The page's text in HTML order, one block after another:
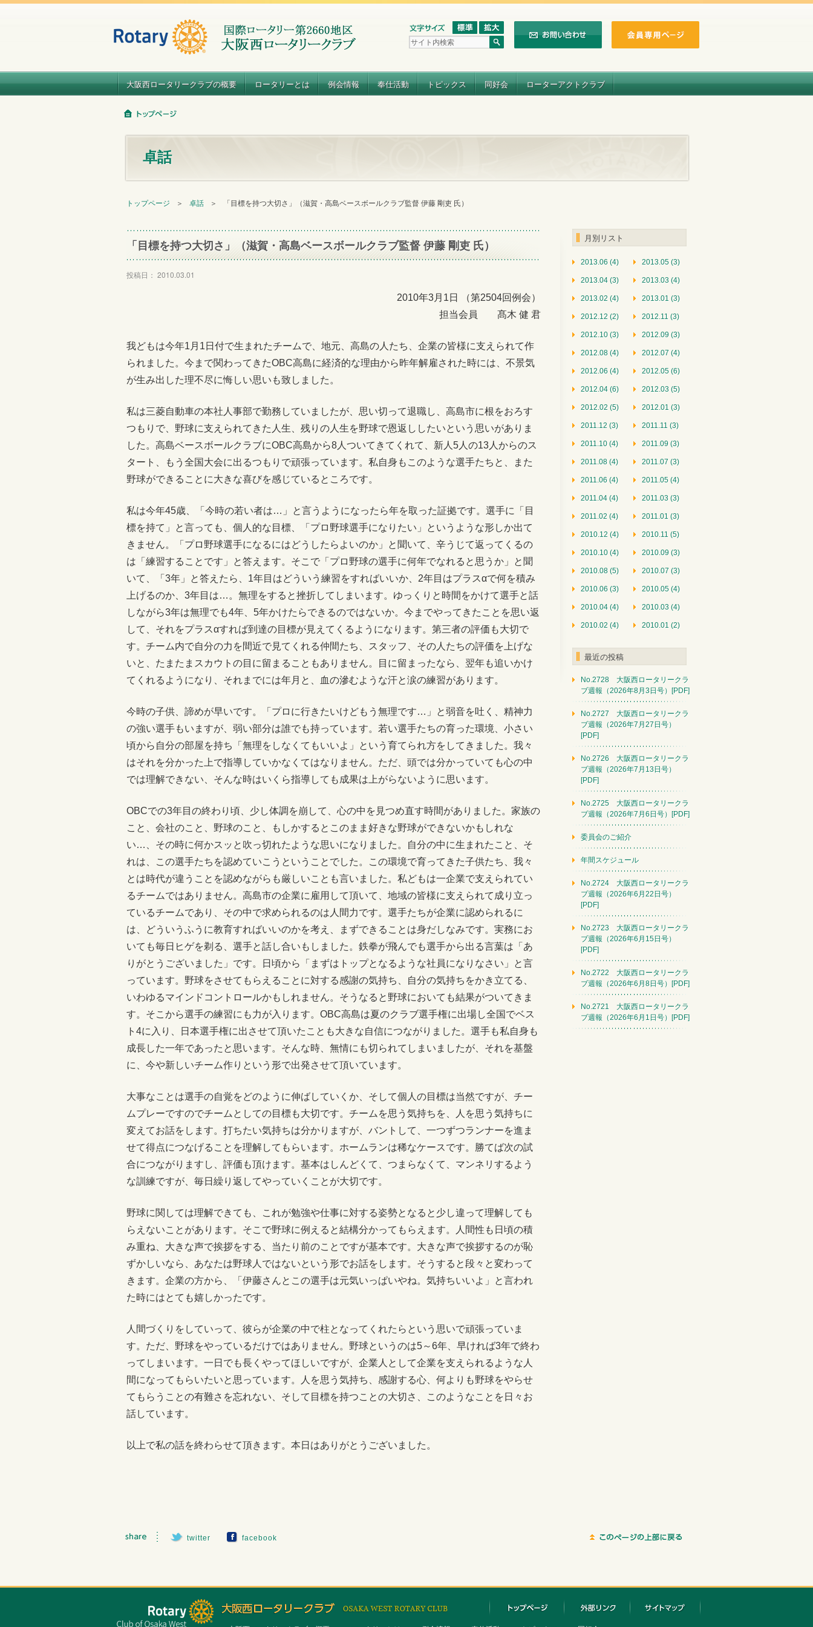
大阪西ロータリークラブの概要 ロータリーとは 例会情報 奉仕活動 トピックス 同好会 ローターアクトクラブ
卓話
トップページ ＞ 卓話 ＞ 「目標を持つ大切さ」（滋賀・高島ベースボールクラブ監督 伊藤 剛吏 氏）
「目標を持つ大切さ」（滋賀・高島ベースボールクラブ監督 伊藤 剛吏 氏）
投稿日： 2010.03.01
2010年3月1日 （第2504回例会）
担当会員 髙木 健 君
我どもは今年1月1日付で生まれたチームで、地元、高島の人たち、企業の皆様に支えられて作
られました。今まで関わってきたOBC高島に経済的な理由から昨年解雇された時には、不景気
が生み出した理不尽に悔しい思いも致しました。
私は三菱自動車の本社人事部で勤務していましたが、思い切って退職し、高島市に根をおろす
つもりで、野球に支えられてきた人生、残りの人生を野球で恩返ししたいという思いがありま
した。高島ベースボールクラブにOBC高島から8人ついてきてくれて、新人5人の13人からのス
タート、もう全国大会に出るつもりで頑張っています。私自身もこのような選手たちと、また
野球ができることに大きな喜びを感じているところです。
私は今年45歳、「今時の若い者は…」と言うようになったら年を取った証拠です。選手に「目
標を持て」と言っても、個人的な目標、「プロ野球選手になりたい」というような形しか出て
きません。「プロ野球選手になるにはどうしたらよいのか」と聞いて、辛うじて返ってくるの
は「練習することです」と答えます。そこで「プロ野球の選手に何年でなれると思うか」と聞
いて、「3年」と答えたら、1年目はどういう練習をすればいいか、2年目はプラスαで何を積み
上げるのか、3年目は…。無理をすると挫折してしまいます。ゆっくりと時間をかけて選手と話
しながら3年は無理でも4年、5年かけたらできるのではないか。今までやってきたことを思い返
して、それをプラスαすれば到達の目標が見えてくるようになります。第三者の評価も大切で
す。チーム内で自分の力を間近で見てくれる仲間たち、スタッフ、その人たちの評価を上げな
いと、たまたまスカウトの目に留まることもありません。目に留まったなら、翌年も追いかけ
てくれるようになり、それまでには年月と、血の滲むような汗と涙の練習があります。
今時の子供、諦めが早いです。「プロに行きたいけどもう無理です…」と弱音を吐く、精神力
の強い選手もいますが、弱い部分は誰でも持っています。若い選手たちの育った環境、小さい
頃から自分の部屋を持ち「無理をしなくてもいいよ」という育てられ方をしてきました。我々
はそれを分かった上で指導していかなくてはなりません。ただ、頭では分かっていても心の中
では理解できない、そんな時はいくら指導しても成果は上がらないように思います。
OBCでの3年目の終わり頃、少し体調を崩して、心の中を見つめ直す時間がありました。家族の
こと、会社のこと、野球のこと、もしかするとこのまま好きな野球ができないかもしれな
い…、その時に何かスッと吹っ切れたような思いになりました。自分の中に生まれたこと、そ
れは、この選手たちを認めていこうということでした。この環境で育ってきた子供たち、我々
とは時代が違うことを認めながらも厳しいことも言いました。私どもは一企業で支えられてい
るチームではありません。高島市の企業に雇用して頂いて、地域の皆様に支えられて成り立っ
ているチームであり、その中で求められるのは人間力です。選手たちが企業に認められるに
は、どういうふうに教育すればいいのかを考え、まずできることは身だしなみです。実務にお
いても毎日ヒゲを剃る、選手と話し合いもしました。鉄拳が飛んでも選手から出る言葉は「あ
りがとうございました」です。日頃から「まずはトップとなるような社員になりなさい」と言
っています。野球をさせてもらえることに対する感謝の気持ち、自分の気持ちをかき立てる、
いわゆるマインドコントロールかもしれません。そうなると野球においても結果がついてきま
す。そこから選手の練習にも力が入ります。OBC高島は夏のクラブ選手権に出場し全国でベス
ト4に入り、日本選手権に出させて頂いたことも大きな自信につながりました。選手も私自身も
成長した一年であったと思います。そんな時、無情にも切られてしまいましたが、それを基盤
に、今や新しいチーム作りという形で出発させて頂いています。
大事なことは選手の自覚をどのように伸ばしていくか、そして個人の目標は当然ですが、チー
ムプレーですのでチームとしての目標も大切です。チームを思う気持ちを、人を思う気持ちに
変えてお話をします。打ちたい気持ちは分かりますが、バントして、一つずつランナーを進ま
せて得点につなげることを理解してもらいます。ホームランは稀なケースです。勝てば次の試
合につながりますし、評価も頂けます。基本はしんどくて、つまらなくて、マンネリするよう
な訓練ですが、毎日繰り返してやっていくことが大切です。
野球に関しては理解できても、これが勉強や仕事に対する姿勢となると少し違って理解しても
らえないことがあります。そこで野球に例えると結構分かってもらえます。人間性も日頃の積
み重ね、大きな声で挨拶をする、当たり前のことですが基本です。大きな声で挨拶するのが恥
ずかしいなら、あなたは野球人ではないという形でお話をします。そうすると段々と変わって
きます。企業の方から、「伊藤さんとこの選手は元気いっぱいやね。気持ちいいよ」と言われ
た時にはとても嬉しかったです。
人間づくりをしていって、彼らが企業の中で柱となってくれたらという思いで頑張っていま
す。ただ、野球をやっているだけではありません。野球というのは5～6年、早ければ3年で終わ
ってしまいます。一日でも長くやってほしいですが、企業人として企業を支えられるような人
間になってもらいたいと思っています。人を思う気持ち、感謝する心、何よりも野球をやらせ
てもらうことの有難さを忘れない、そして目標を持つことの大切さ、このようなことを日々お
話しています。
以上で私の話を終わらせて頂きます。本日はありがとうございました。
月別リスト
2013.06 (4) 2013.05 (3)
2013.04 (3) 2013.03 (4)
2013.02 (4) 2013.01 (3)
2012.12 (2) 2012.11 (3)
2012.10 (3) 2012.09 (3)
2012.08 (4) 2012.07 (4)
2012.06 (4) 2012.05 (6)
2012.04 (6) 2012.03 (5)
2012.02 (5) 2012.01 (3)
2011.12 (3) 2011.11 (3)
2011.10 (4) 2011.09 (3)
2011.08 (4) 2011.07 (3)
2011.06 (4) 2011.05 (4)
2011.04 (4) 2011.03 (3)
2011.02 (4) 2011.01 (3)
2010.12 (4) 2010.11 (5)
2010.10 (4) 2010.09 (3)
2010.08 (5) 2010.07 (3)
2010.06 (3) 2010.05 (4)
2010.04 (4) 2010.03 (4)
2010.02 (4) 2010.01 (2)
最近の投稿
No.2728 大阪西ロータリークラ
ブ週報（2026年8月3日号）[PDF]
No.2727 大阪西ロータリークラ
ブ週報（2026年7月27日号）
[PDF]
No.2726 大阪西ロータリークラ
ブ週報（2026年7月13日号）
[PDF]
No.2725 大阪西ロータリークラ
ブ週報（2026年7月6日号）[PDF]
委員会のご紹介
年間スケジュール
No.2724 大阪西ロータリークラ
ブ週報（2026年6月22日号）
[PDF]
No.2723 大阪西ロータリークラ
ブ週報（2026年6月15日号）
[PDF]
No.2722 大阪西ロータリークラ
ブ週報（2026年6月8日号）[PDF]
No.2721 大阪西ロータリークラ
ブ週報（2026年6月1日号）[PDF]
twitter facebook